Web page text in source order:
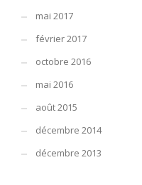
mai 2017
février 2017
octobre 2016
mai 2016
août 2015
décembre 2014
décembre 2013